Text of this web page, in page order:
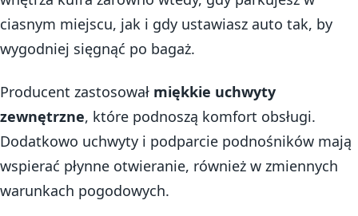
ciasnym miejscu, jak i gdy ustawiasz auto tak, by
wygodniej sięgnąć po bagaż.
Producent zastosował miękkie uchwyty
zewnętrzne, które podnoszą komfort obsługi.
Dodatkowo uchwyty i podparcie podnośników mają
wspierać płynne otwieranie, również w zmiennych
warunkach pogodowych.